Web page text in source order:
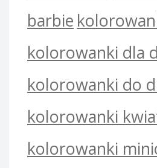
barbie
kolorowanki dla
kolorowanki do
kolorowanki
kolorowanki